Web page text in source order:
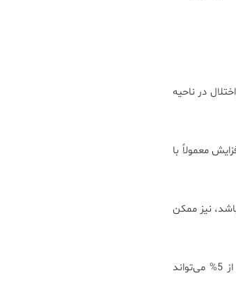
از اختلال در ناحیه
معمولاً با
نیز ممکن
محاسبه نسبت آلبومین CSF به آلبومین سرم می‌تواند اطلاعات دقیق‌تری ارائه دهد. نسبت بالاتر از 5% می‌تواند